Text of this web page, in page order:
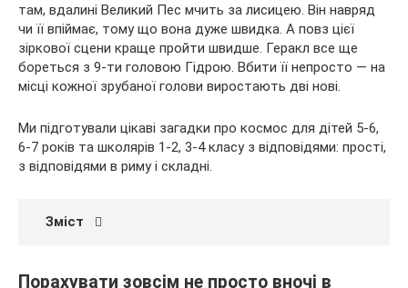
там, вдалині Великий Пес мчить за лисицею. Він навряд
чи її впіймає, тому що вона дуже швидка. А повз цієї
зіркової сцени краще пройти швидше. Геракл все ще
бореться з 9-ти головою Гідрою. Вбити її непросто — на
місці кожної зрубаної голови виростають дві нові.
Ми підготували цікаві загадки про космос для дітей 5-6,
6-7 років та школярів 1-2, 3-4 класу з відповідями: прості,
з відповідями в риму і складні.
Зміст
Порахувати зовсім не просто вночі в